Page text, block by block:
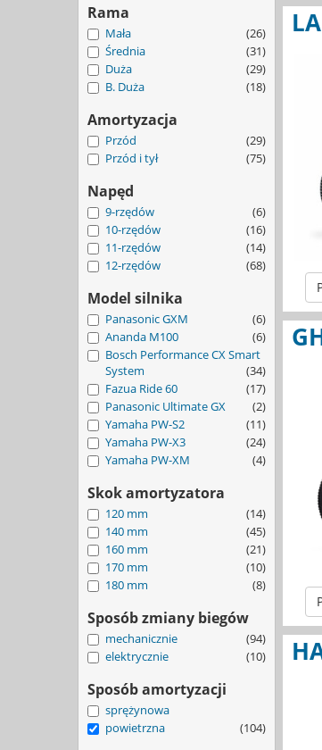
Rama
Mała
(26)
Średnia
(31)
Duża
(29)
B. Duża
(18)
Amortyzacja
Przód
(29)
Przód i tył
(75)
Napęd
9-rzędów
(6)
10-rzędów
(16)
11-rzędów
(14)
12-rzędów
(68)
Model silnika
Panasonic GXM
(6)
Ananda M100
(6)
Bosch Performance CX Smart
System
(34)
Fazua Ride 60
(17)
Panasonic Ultimate GX
(2)
Yamaha PW-S2
(11)
Yamaha PW-X3
(24)
Yamaha PW-XM
(4)
Skok amortyzatora
120 mm
(14)
140 mm
(45)
160 mm
(21)
170 mm
(10)
180 mm
(8)
Sposób zmiany biegów
mechanicznie
(94)
elektrycznie
(10)
Sposób amortyzacji
sprężynowa
powietrzna
(104)